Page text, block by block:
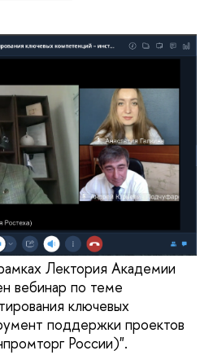
Лектория Академии
вебинар по теме
ключевых
поддержки проектов
России)".